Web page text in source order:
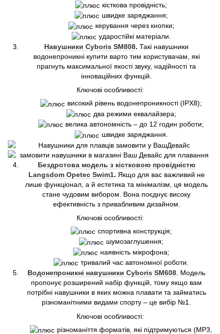
кісткова провідність;
швидке заряджання;
керування через кнопки;
ударостійкі матеріали.
Навушники Cyboris SM808. Такі навушники
водонепроникні купити варто тим користувачам, які
прагнуть максимальної якості звуку, надійності та
інноваційних функцій.
Ключові особливості:
високий рівень водонепроникності (IPX8);
два режими еквалайзера;
велика автономність – до 12 годин роботи;
швидке заряджання.
Бездротова модель з кістковою провідністю
Langsdom Opetec Swim1. Якщо для вас важливий не
лише функціонал, а й естетика та мінімалізм, ця модель
стане чудовим вибором. Вона поєднує високу
ефективність з привабливим дизайном.
Ключові особливості:
спортивна конструкція;
шумозаглушення;
наявність мікрофона;
тривалий час автономної роботи.
Водонепроникні навушники Cyboris SM608 . Модель
пропонує розширений набір функцій, тому якщо вам
потрібні навушники в яких можна плавати та займатись
різноманітними видами спорту – це вибір №1.
Ключові особливості:
різноманіття форматів, які підтримуються (MP3,